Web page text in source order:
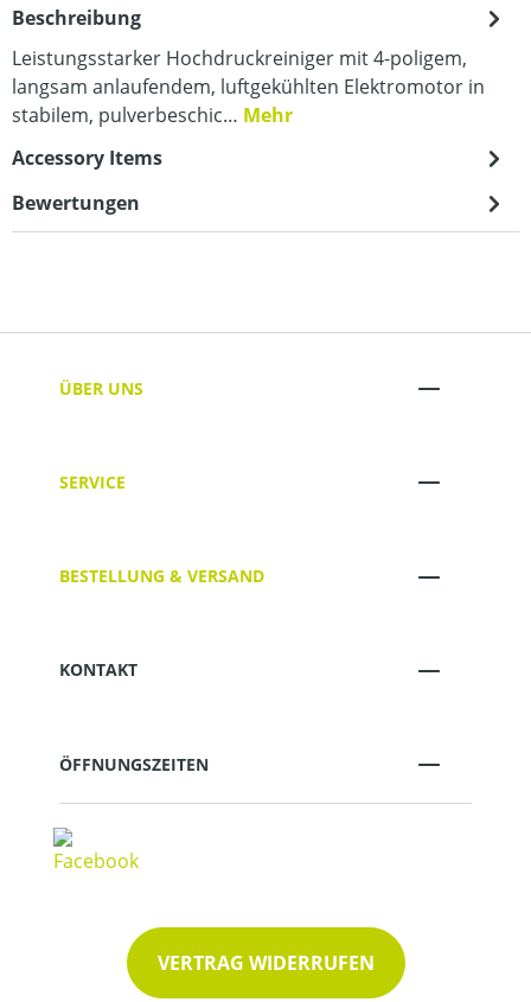
Beschreibung
Leistungsstarker Hochdruckreiniger mit 4-poligem,
langsam anlaufendem, luftgekühlten Elektromotor in
stabilem, pulverbeschic… Mehr
Accessory Items
Bewertungen
ÜBER UNS
SERVICE
BESTELLUNG & VERSAND
KONTAKT
ÖFFNUNGSZEITEN
VERTRAG WIDERRUFEN